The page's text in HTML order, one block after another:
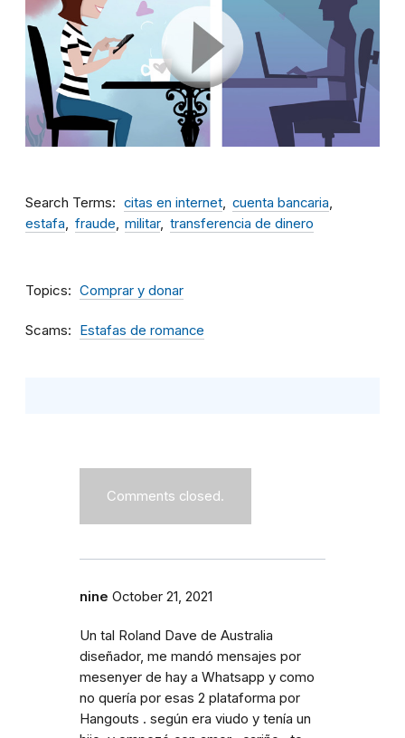
Search Terms citas en internet
cuenta bancaria
estafa
fraude militar transferencia de dinero
Topics Comprar y donar
Scams Estafas de romance
Comments closed.
nine October 21, 2021
Un tal Roland Dave de Australia
diseñador, me mandó mensajes por
mesenyer de hay a Whatsapp y como
no quería por esas 2 plataforma por
Hangouts . según era viudo y tenía un